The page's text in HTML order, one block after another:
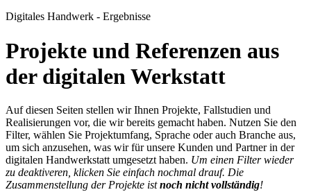
Digitales Handwerk - Ergebnisse
Projekte und Referenzen aus
der digitalen Werkstatt
Auf diesen Seiten stellen wir Ihnen Projekte, Fallstudien und
Realisierungen vor, die wir bereits gemacht haben. Nutzen Sie den
Filter, wählen Sie Projektumfang, Sprache oder auch Branche aus,
um sich anzusehen, was wir für unsere Kunden und Partner in der
digitalen Handwerkstatt umgesetzt haben. Um einen Filter wieder
zu deaktiveren, klicken Sie einfach nochmal drauf. Die
Zusammenstellung der Projekte istnoch nicht vollständig!